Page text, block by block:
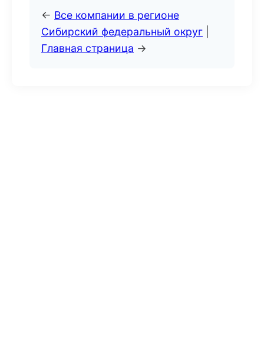
← Все компании в регионе
Сибирский федеральный округ
Главная страница →